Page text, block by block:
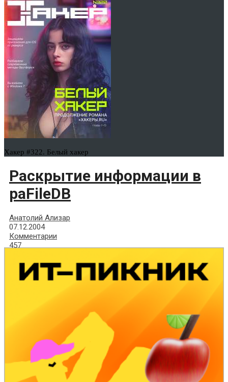
Хакер #322. Белый хакер
Раскрытие информации в
paFileDB
Анатолий Ализар
07.12.2004
Комментарии
457